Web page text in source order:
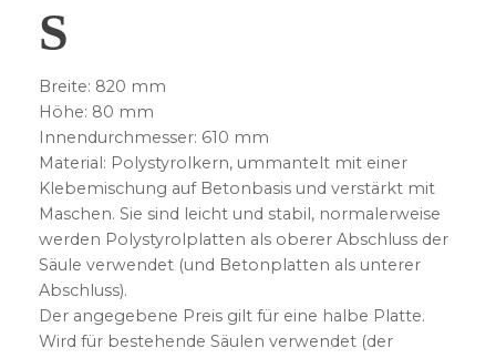
S
Breite: 820 mm
Höhe: 80 mm
Innendurchmesser: 610 mm
Material: Polystyrolkern, ummantelt mit einer
Klebemischung auf Betonbasis und verstärkt mit
Maschen. Sie sind leicht und stabil, normalerweise
werden Polystyrolplatten als oberer Abschluss der
Säule verwendet (und Betonplatten als unterer
Abschluss).
Der angegebene Preis gilt für eine halbe Platte.
Wird für bestehende Säulen verwendet (der